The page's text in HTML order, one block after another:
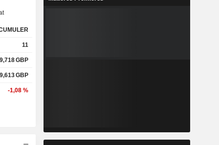
11
9,718GBP
9,613GBP
-1,08 %